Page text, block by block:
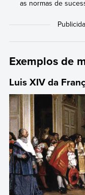
as normas de
Exemplos de
Luis XIV da